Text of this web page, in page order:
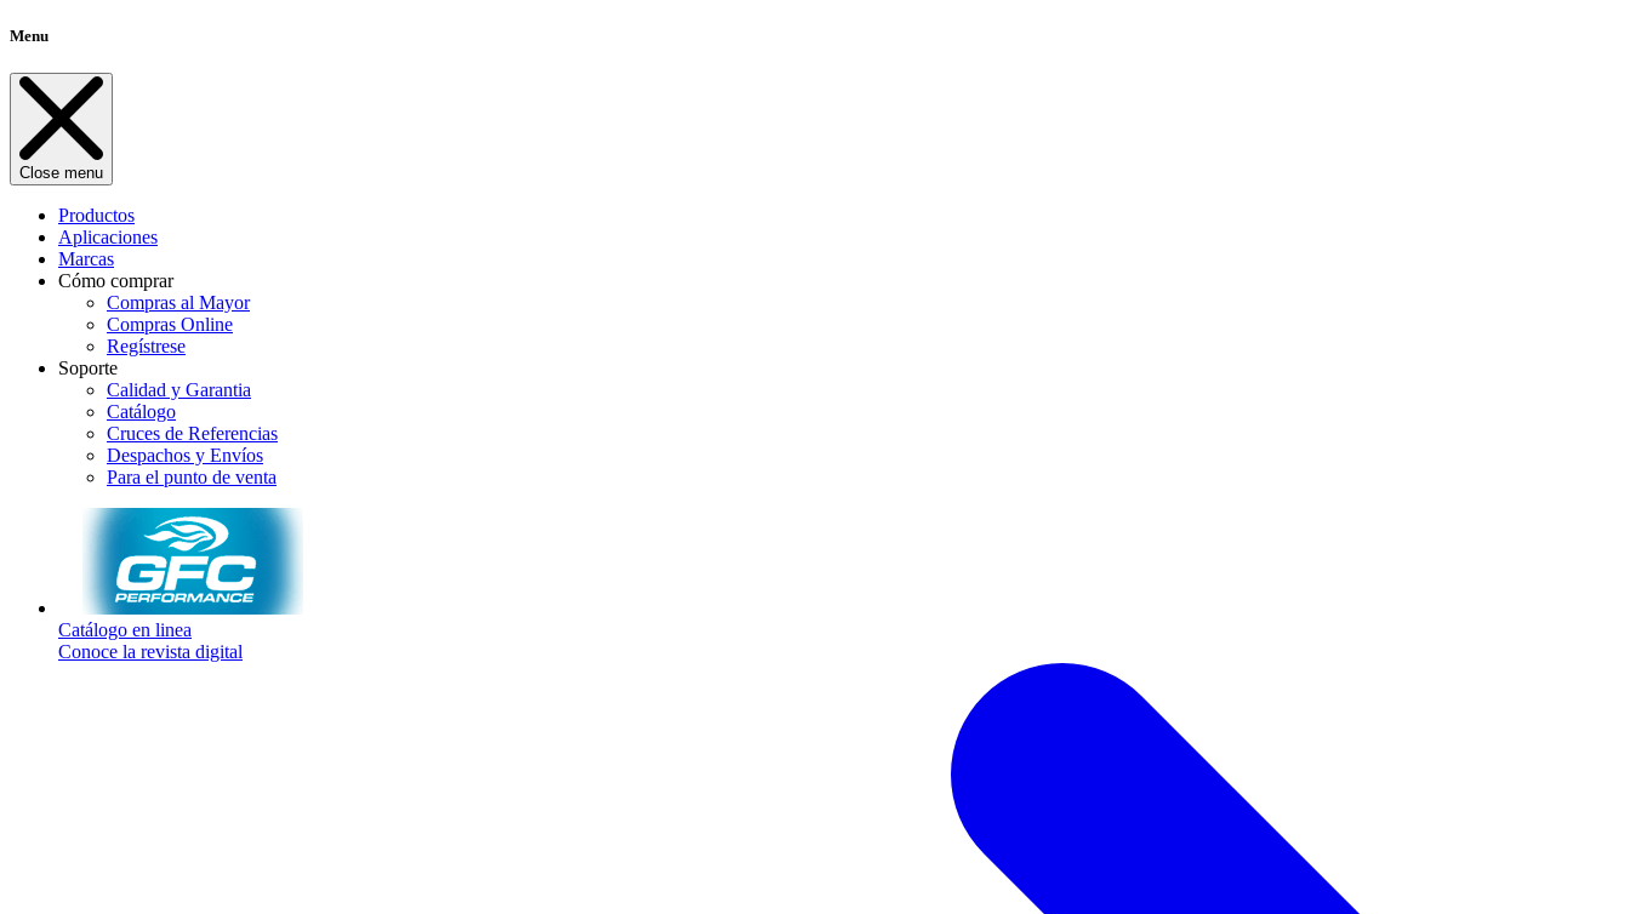
Menu
Close menu
Productos
Aplicaciones
Marcas
Cómo comprar
Compras al Mayor
Compras Online
Regístrese
Soporte
Calidad y Garantia
Catálogo
Cruces de Referencias
Despachos y Envíos
Para el punto de venta
Catálogo en linea
Conoce la revista digital